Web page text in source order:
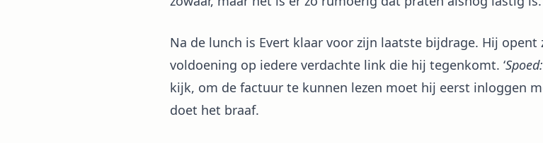
Na de lunch is Evert klaar voor zijn laatste bijdrage. Hij
voldoening op iedere verdachte link die hij tegenkomt. ‘
kijk, om de factuur te kunnen lezen moet hij eerst inloggen
doet het braaf.